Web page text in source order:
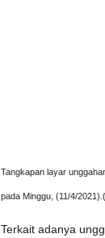
Tangkapan layar
pada Minggu, (11/4/
Terkait adanya